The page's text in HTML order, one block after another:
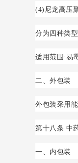
(4)尼龙高压
分为四种类
适用范围:易
二、外包装
外包装采用
第十八条 中
一、内包装